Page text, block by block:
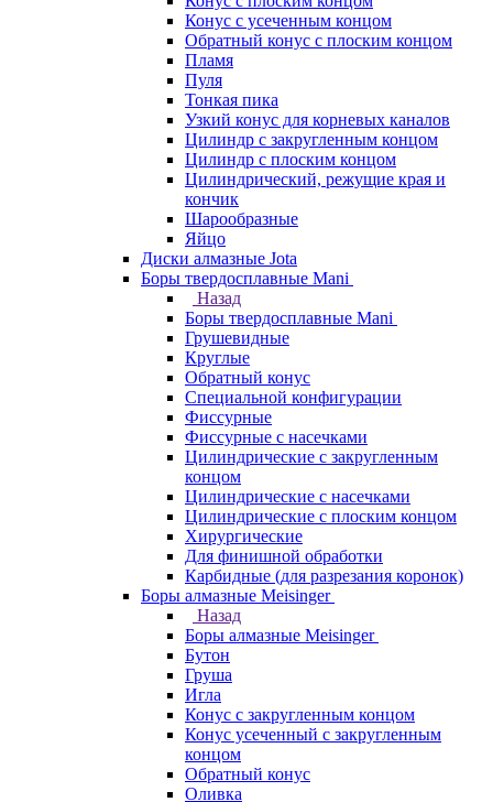
Конус с усеченным концом
Обратный конус с плоским концом
Пламя
Пуля
Тонкая пика
Узкий конус для корневых каналов
Цилиндр с закругленным концом
Цилиндр с плоским концом
Цилиндрический, режущие края и
кончик
Шарообразные
Яйцо
Диски алмазные Jota
Боры твердосплавные Mani
Назад
Боры твердосплавные Mani
Грушевидные
Круглые
Обратный конус
Специальной конфигурации
Фиссурные
Фиссурные с насечками
Цилиндрические с закругленным
концом
Цилиндрические с насечками
Цилиндрические с плоским концом
Хирургические
Для финишной обработки
Карбидные (для разрезания коронок)
Боры алмазные Meisinger
Назад
Боры алмазные Meisinger
Бутон
Груша
Игла
Конус c закругленным концом
Конус усеченный c закругленным
концом
Обратный конус
Оливка